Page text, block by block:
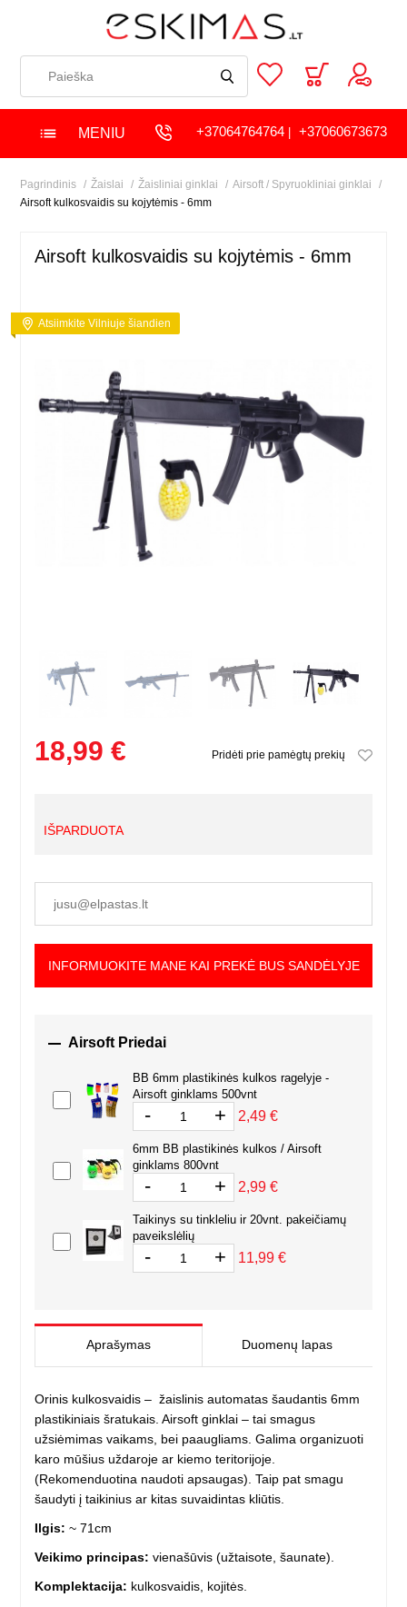
MENIU +37064764764| +37060673673
Pagrindinis Žaislai Žaisliniai ginklai
Airsoft / Spyruokliniai ginklai
Airsoft kulkosvaidis su kojytėmis - 6mm
Airsoft kulkosvaidis su kojytėmis - 6mm
Atsiimkite Vilniuje šiandien
18,99 € Pridėti prie pamėgtų prekių
IŠPARDUOTA
INFORMUOKITE MANE KAI PREKĖ BUS SANDĖLYJE
 Airsoft Priedai
BB 6mm plastikinės kulkos ragelyje -
Airsoft ginklams 500vnt
- + 2,49 €
6mm BB plastikinės kulkos / Airsoft
ginklams 800vnt
- + 2,99 €
Taikinys su tinkleliu ir 20vnt. pakeičiamų
paveikslėlių
- + 11,99 €
Aprašymas Duomenų lapas
Orinis kulkosvaidis – žaislinis automatas šaudantis 6mm
plastikiniais šratukais. Airsoft ginklai – tai smagus
užsiėmimas vaikams, bei paaugliams. Galima organizuoti
karo mūšius uždaroje ar kiemo teritorijoje.
(Rekomenduotina naudoti apsaugas). Taip pat smagu
šaudyti į taikinius ar kitas suvaidintas kliūtis.
Ilgis: ~ 71cm
Veikimo principas: vienašūvis (užtaisote, šaunate).
Komplektacija: kulkosvaidis, kojitės.